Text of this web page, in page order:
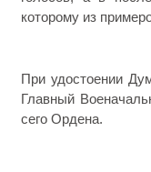
которому из
При удостоении
Главный
сего Ордена.